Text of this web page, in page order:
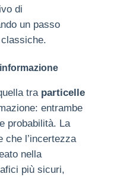
di
un passo
tra particelle
entrambe
probabilità. La
che l’incertezza
nella
più sicuri,